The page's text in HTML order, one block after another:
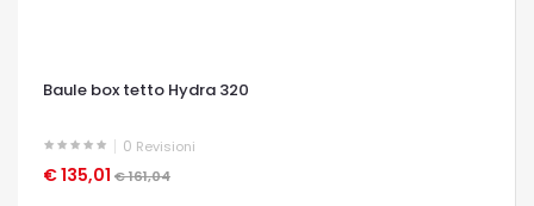
Baule box tetto Hydra 320
0 Revisioni
€ 135,01 € 161,04
OCCHIATA VELOCE